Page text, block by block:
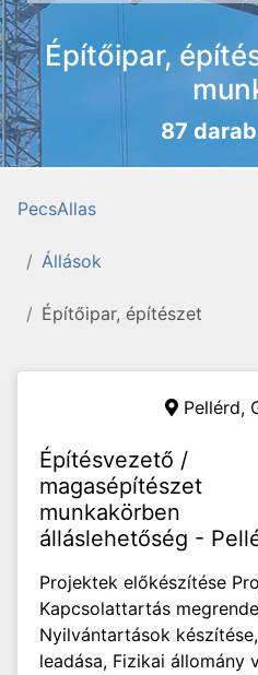
Építőipar,
87
PecsAllas
Állások
Építőipar, építészet
Pellérd,
Építésvezető /
magasépítészet
munkakörben
álláslehetőség -
Projektek előkészítése
Kapcsolattartás
Nyilvántartások
leadása, Fizikai állomány